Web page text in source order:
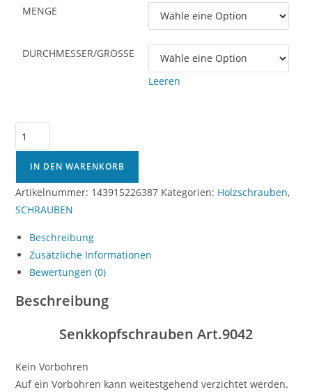
MENGE
DURCHMESSER/GRÖSSE
Leeren
Spanplattenschrauben
Edelstahl
VA
Torx
Ø
4–
5
mm
Quadra-
IN DEN WARENKORB
Artikelnummer: 143915226387 Kategorien: Holzschrauben,
SCHRAUBEN
Beschreibung
Zusätzliche Informationen
Bewertungen (0)
Beschreibung
Senkkopfschrauben Art.9042
Kein Vorbohren
Auf ein Vorbohren kann weitestgehend verzichtet werden.